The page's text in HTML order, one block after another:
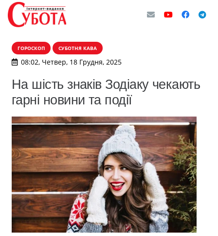
ГОРОСКОП СУБОТНЯ КАВА
08:02, Четвер, 18 Грудня, 2025
На шість знаків Зодіаку чекають
гарні новини та події